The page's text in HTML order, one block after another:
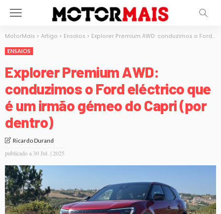
MotorMais > Artigo > Ensaios > Explorer Premium AWD: conduzimos o Ford eléctrico que é um irmão gémeo do Capri (por dentro)
ENSAIOS
Explorer Premium AWD:
conduzimos o Ford eléctrico que
é um irmão gémeo do Capri (por
dentro)
Ricardo Durand
publicado a 30 Jul. | 2025